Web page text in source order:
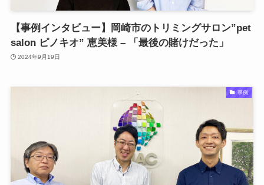
【事例インタビュー】岡崎市のトリミングサロン”pet
salon ピノキオ” 恵美様 – 「最後の賭けだった」
2024年9月19日
事例